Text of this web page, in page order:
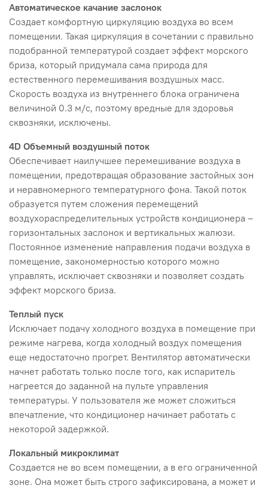
Автоматическое качание заслонок
Создает комфортную циркуляцию воздуха во всем
помещении. Такая циркуляция в сочетании с правильно
подобранной температурой создает эффект морского
бриза, который придумала сама природа для
естественного перемешивания воздушных масс.
Скорость воздуха из внутреннего блока ограничена
величиной 0.3 м/с, поэтому вредные для здоровья
сквозняки, исключены.
4D Объемный воздушный поток
Обеспечивает наилучшее перемешивание воздуха в
помещении, предотвращая образование застойных зон
и неравномерного температурного фона. Такой поток
образуется путем сложения перемещений
воздухораспределительных устройств кондиционера –
горизонтальных заслонок и вертикальных жалюзи.
Постоянное изменение направления подачи воздуха в
помещение, закономерностью которого можно
управлять, исключает сквозняки и позволяет создать
эффект морского бриза.
Теплый пуск
Исключает подачу холодного воздуха в помещение при
режиме нагрева, когда холодный воздух помещения
еще недостаточно прогрет. Вентилятор автоматически
начнет работать только после того, как испаритель
нагреется до заданной на пульте управления
температуры. У пользователя же может сложиться
впечатление, что кондиционер начинает работать с
некоторой задержкой.
Локальный микроклимат
Создается не во всем помещении, а в его ограниченной
зоне. Она может быть строго зафиксирована, а может и